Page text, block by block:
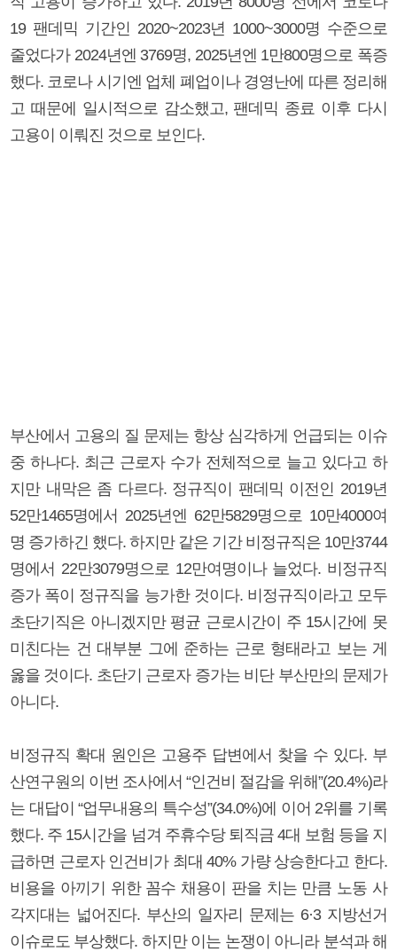
19 팬데믹 기간인 2020~2023년 1000~3000명 수준으로
줄었다가 2024년엔 3769명, 2025년엔 1만800명으로 폭증
했다. 코로나 시기엔 업체 폐업이나 경영난에 따른 정리해
고 때문에 일시적으로 감소했고, 팬데믹 종료 이후 다시
고용이 이뤄진 것으로 보인다.
부산에서 고용의 질 문제는 항상 심각하게 언급되는 이슈
중 하나다. 최근 근로자 수가 전체적으로 늘고 있다고 하
지만 내막은 좀 다르다. 정규직이 팬데믹 이전인 2019년
52만1465명에서 2025년엔 62만5829명으로 10만4000여
명 증가하긴 했다. 하지만 같은 기간 비정규직은 10만3744
명에서 22만3079명으로 12만여명이나 늘었다. 비정규직
증가 폭이 정규직을 능가한 것이다. 비정규직이라고 모두
초단기직은 아니겠지만 평균 근로시간이 주 15시간에 못
미친다는 건 대부분 그에 준하는 근로 형태라고 보는 게
옳을 것이다. 초단기 근로자 증가는 비단 부산만의 문제가
아니다.
비정규직 확대 원인은 고용주 답변에서 찾을 수 있다. 부
산연구원의 이번 조사에서 “인건비 절감을 위해”(20.4%)라
는 대답이 “업무내용의 특수성”(34.0%)에 이어 2위를 기록
했다. 주 15시간을 넘겨 주휴수당 퇴직금 4대 보험 등을 지
급하면 근로자 인건비가 최대 40% 가량 상승한다고 한다.
비용을 아끼기 위한 꼼수 채용이 판을 치는 만큼 노동 사
각지대는 넓어진다. 부산의 일자리 문제는 6·3 지방선거
이슈로도 부상했다. 하지만 이는 논쟁이 아니라 분석과 해